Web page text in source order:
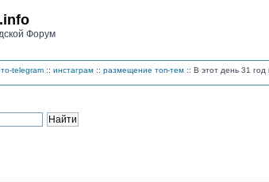
Форум
telegram :: инстаграм :: размещение топ-тем :: В этот день 31 год